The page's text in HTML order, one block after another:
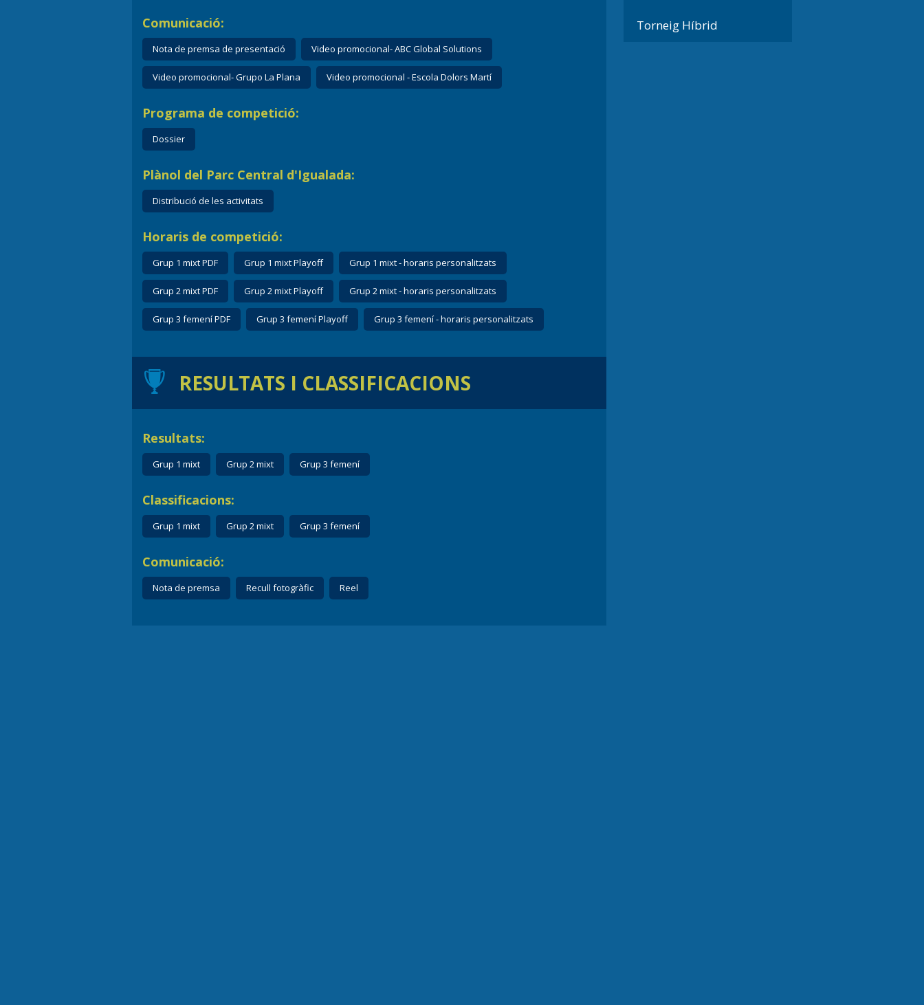
Torneig Híbrid
Comunicació:
Nota de premsa de presentació Video promocional- ABC Global Solutions
Video promocional- Grupo La Plana Video promocional - Escola Dolors Martí
Programa de competició:
Dossier
Plànol del Parc Central d'Igualada:
Distribució de les activitats
Horaris de competició:
Grup 1 mixt PDF Grup 1 mixt Playoff Grup 1 mixt - horaris personalitzats
Grup 2 mixt PDF Grup 2 mixt Playoff Grup 2 mixt - horaris personalitzats
Grup 3 femení PDF Grup 3 femení Playoff Grup 3 femení - horaris personalitzats
RESULTATS I CLASSIFICACIONS
Resultats:
Grup 1 mixt Grup 2 mixt Grup 3 femení
Classificacions:
Grup 1 mixt Grup 2 mixt Grup 3 femení
Comunicació:
Nota de premsa Recull fotogràfic Reel